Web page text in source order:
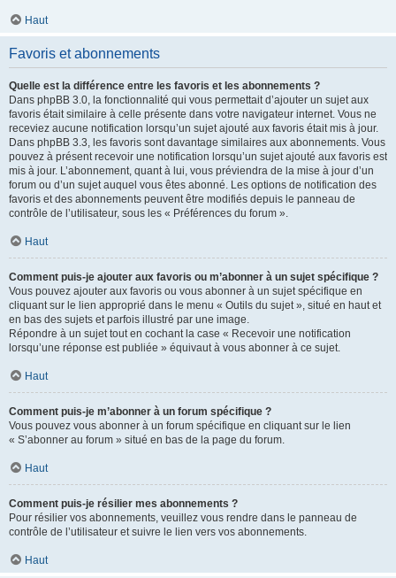
Haut
Favoris et abonnements
Quelle est la différence entre les favoris et les abonnements ?
Dans phpBB 3.0, la fonctionnalité qui vous permettait d’ajouter un sujet aux
favoris était similaire à celle présente dans votre navigateur internet. Vous ne
receviez aucune notification lorsqu’un sujet ajouté aux favoris était mis à jour.
Dans phpBB 3.3, les favoris sont davantage similaires aux abonnements. Vous
pouvez à présent recevoir une notification lorsqu’un sujet ajouté aux favoris est
mis à jour. L’abonnement, quant à lui, vous préviendra de la mise à jour d’un
forum ou d’un sujet auquel vous êtes abonné. Les options de notification des
favoris et des abonnements peuvent être modifiés depuis le panneau de
contrôle de l’utilisateur, sous les « Préférences du forum ».
Haut
Comment puis-je ajouter aux favoris ou m’abonner à un sujet spécifique ?
Vous pouvez ajouter aux favoris ou vous abonner à un sujet spécifique en
cliquant sur le lien approprié dans le menu « Outils du sujet », situé en haut et
en bas des sujets et parfois illustré par une image.
Répondre à un sujet tout en cochant la case « Recevoir une notification
lorsqu’une réponse est publiée » équivaut à vous abonner à ce sujet.
Haut
Comment puis-je m’abonner à un forum spécifique ?
Vous pouvez vous abonner à un forum spécifique en cliquant sur le lien
« S’abonner au forum » situé en bas de la page du forum.
Haut
Comment puis-je résilier mes abonnements ?
Pour résilier vos abonnements, veuillez vous rendre dans le panneau de
contrôle de l’utilisateur et suivre le lien vers vos abonnements.
Haut